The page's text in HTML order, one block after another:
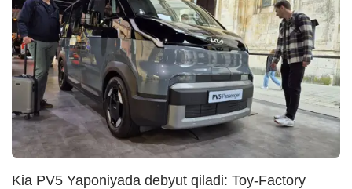
Kia PV5 Yaponiyada debyut qiladi: Toy-Factory